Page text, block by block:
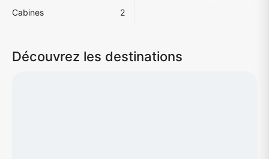
Cabines 2
Découvrez les destinations